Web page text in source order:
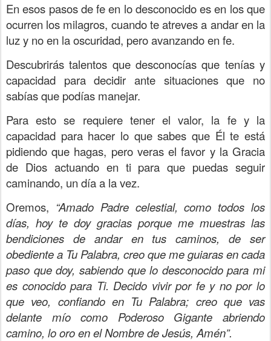
En esos pasos de fe en lo desconocido es en los que
ocurren los milagros, cuando te atreves a andar en la
luz y no en la oscuridad, pero avanzando en fe.
Descubrirás talentos que desconocías que tenías y
capacidad para decidir ante situaciones que no
sabías que podías manejar.
Para esto se requiere tener el valor, la fe y la
capacidad para hacer lo que sabes que Él te está
pidiendo que hagas, pero veras el favor y la Gracia
de Dios actuando en ti para que puedas seguir
caminando, un día a la vez.
Oremos, “Amado Padre celestial, como todos los
días, hoy te doy gracias porque me muestras las
bendiciones de andar en tus caminos, de ser
obediente a Tu Palabra, creo que me guiaras en cada
paso que doy, sabiendo que lo desconocido para mi
es conocido para Ti. Decido vivir por fe y no por lo
que veo, confiando en Tu Palabra; creo que vas
delante mío como Poderoso Gigante abriendo
camino, lo oro en el Nombre de Jesús, Amén”.